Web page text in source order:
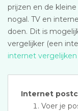
prijzen en de
nogal. TV en
doen. Dit is
vergelijker (een
internet
Internet
Voer je